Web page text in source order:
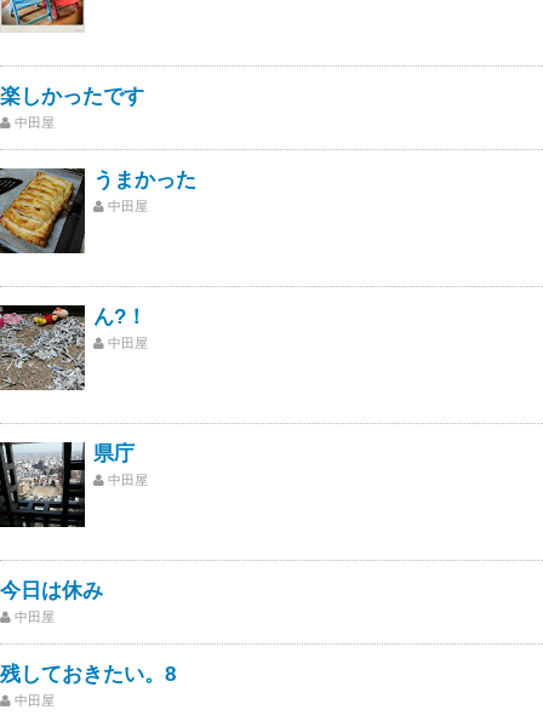
楽しかったです
中田屋
うまかった
中田屋
ん?！
中田屋
県庁
中田屋
今日は休み
中田屋
残しておきたい。8
中田屋